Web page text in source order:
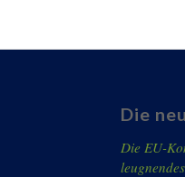
Die
Die EU-